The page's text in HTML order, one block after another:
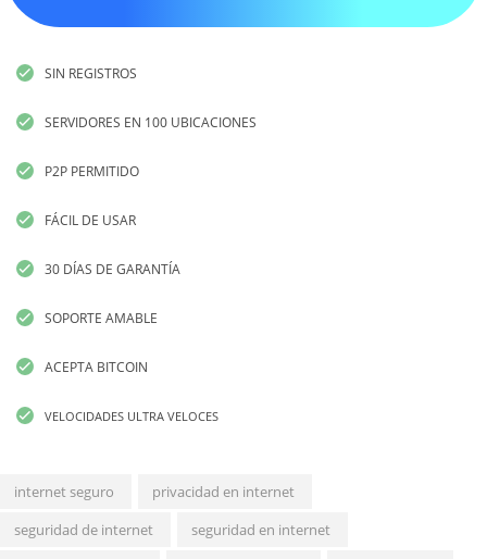
SIN REGISTROS
SERVIDORES EN 100 UBICACIONES
P2P PERMITIDO
FÁCIL DE USAR
30 DÍAS DE GARANTÍA
SOPORTE AMABLE
ACEPTA BITCOIN
VELOCIDADES ULTRA VELOCES
internet seguro
privacidad en internet
seguridad de internet
seguridad en internet